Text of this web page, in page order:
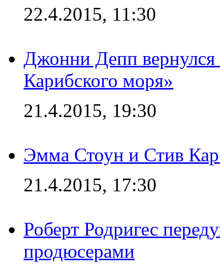
22.4.2015, 11:30
Джонни Депп
Карибского моря»
21.4.2015, 19:30
Эмма Стоун и Стив
21.4.2015, 17:30
Роберт Родригес
продюсерами